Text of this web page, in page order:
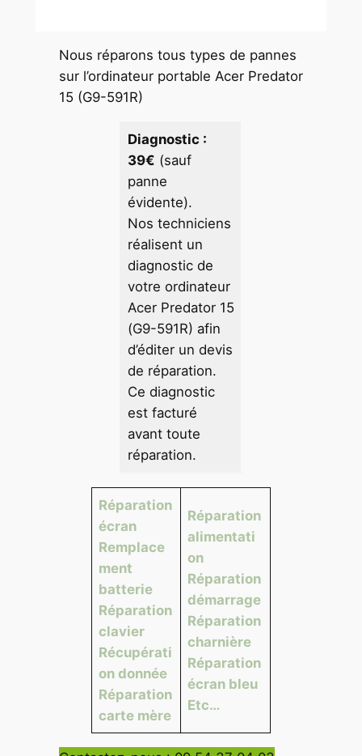
Nous réparons tous types de pannes
sur l’ordinateur portable Acer Predator
15 (G9-591R)
Diagnostic :
39€ (sauf
panne
évidente).
Nos techniciens
réalisent un
diagnostic de
votre ordinateur
Acer Predator 15
(G9-591R) afin
d’éditer un devis
de réparation.
Ce diagnostic
est facturé
avant toute
réparation.
Réparation
écran
Remplace
ment
batterie
Réparation
clavier
Récupérati
on donnée
Réparation
carte mère
Réparation
alimentati
on
Réparation
démarrage
Réparation
charnière
Réparation
écran bleu
Etc…